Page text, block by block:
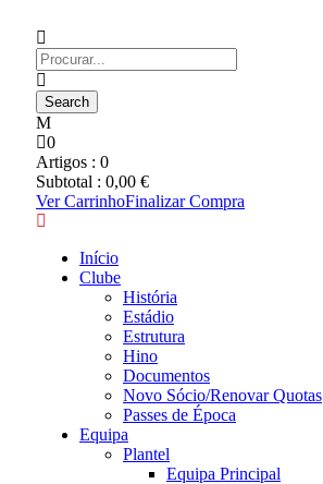
0
Artigos : 0
Subtotal : 0,00 €
Ver CarrinhoFinalizar Compra
Início
Clube
História
Estádio
Estrutura
Hino
Documentos
Novo Sócio/Renovar Quotas
Passes de Época
Equipa
Plantel
Equipa Principal